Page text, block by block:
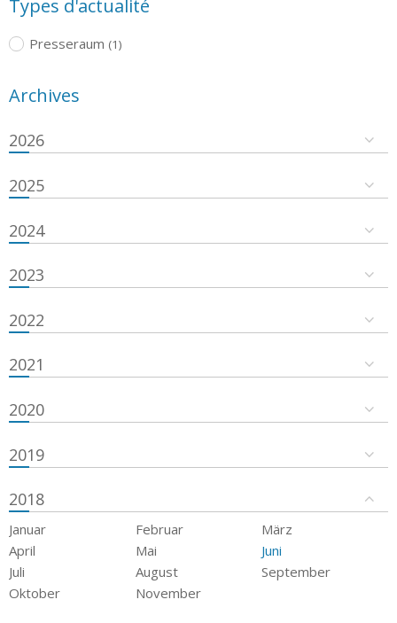
Types d'actualité
Presseraum (1)
Archives
2026
2025
2024
2023
2022
2021
2020
2019
2018
Januar Februar
März
April
Mai
Juni
Juli
August
September
Oktober
November